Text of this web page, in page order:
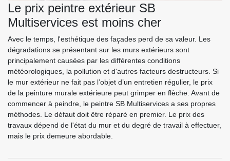
Le prix peintre extérieur SB
Multiservices est moins cher
Avec le temps, l'esthétique des façades perd de sa valeur. Les
dégradations se présentant sur les murs extérieurs sont
principalement causées par les différentes conditions
météorologiques, la pollution et d'autres facteurs destructeurs. Si
le mur extérieur ne fait pas l’objet d’un entretien régulier, le prix
de la peinture murale extérieure peut grimper en flèche. Avant de
commencer à peindre, le peintre SB Multiservices a ses propres
méthodes. Le défaut doit être réparé en premier. Le prix des
travaux dépend de l'état du mur et du degré de travail à effectuer,
mais le prix demeure abordable.